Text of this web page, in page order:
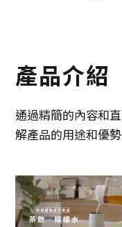
產品介紹
通過精簡的內容和
解產品的用途和優勢